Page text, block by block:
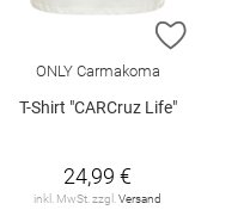
HINZUFÜGEN
ZUR
ONLY Carmakoma
T-Shirt "CARCruz Life"
24,99 €
inkl. MwSt. zzgl.Versand